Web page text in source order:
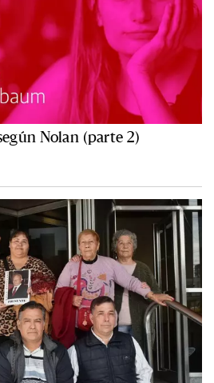
Nolan (parte 2)